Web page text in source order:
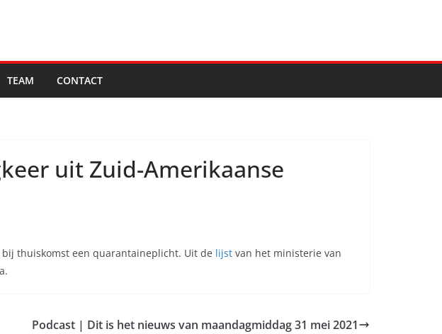
TEAM CONTACT
uit Zuid-Amerikaanse
thuiskomst een quarantaineplicht. Uit de lijst van het ministerie van
Podcast | Dit is het nieuws van maandagmiddag 31 mei 2021